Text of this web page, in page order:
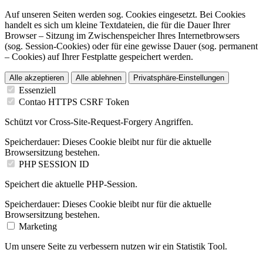
Auf unseren Seiten werden sog. Cookies eingesetzt. Bei Cookies
handelt es sich um kleine Textdateien, die für die Dauer Ihrer
Browser – Sitzung im Zwischenspeicher Ihres Internetbrowsers
(sog. Session-Cookies) oder für eine gewisse Dauer (sog. permanent
– Cookies) auf Ihrer Festplatte gespeichert werden.
Alle akzeptieren Alle ablehnen Privatsphäre-Einstellungen
Essenziell
Contao HTTPS CSRF Token
Schützt vor Cross-Site-Request-Forgery Angriffen.
Speicherdauer: Dieses Cookie bleibt nur für die aktuelle
Browsersitzung bestehen.
PHP SESSION ID
Speichert die aktuelle PHP-Session.
Speicherdauer: Dieses Cookie bleibt nur für die aktuelle
Browsersitzung bestehen.
Marketing
Um unsere Seite zu verbessern nutzen wir ein Statistik Tool.